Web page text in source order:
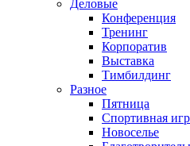
Деловые
Конференция
Тренинг
Корпоратив
Выставка
Тимбилдинг
Разное
Пятница
Спортивная
Новоселье